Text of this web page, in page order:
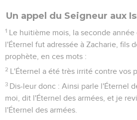
Un appel du Seigneur aux
1 Le huitième mois, la seconde année
l'Éternel fut adressée à Zacharie, fils
prophète, en ces mots :
2 L'Éternel a été très irrité contre vos
3 Dis-leur donc : Ainsi parle l'Éternel
moi, dit l'Éternel des armées, et je
l'Éternel des armées.